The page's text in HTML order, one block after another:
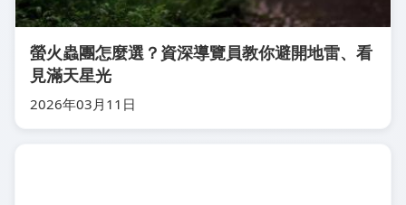
螢火蟲團怎麼選？資深導覽員教你避開地雷、看
見滿天星光
2026年03月11日